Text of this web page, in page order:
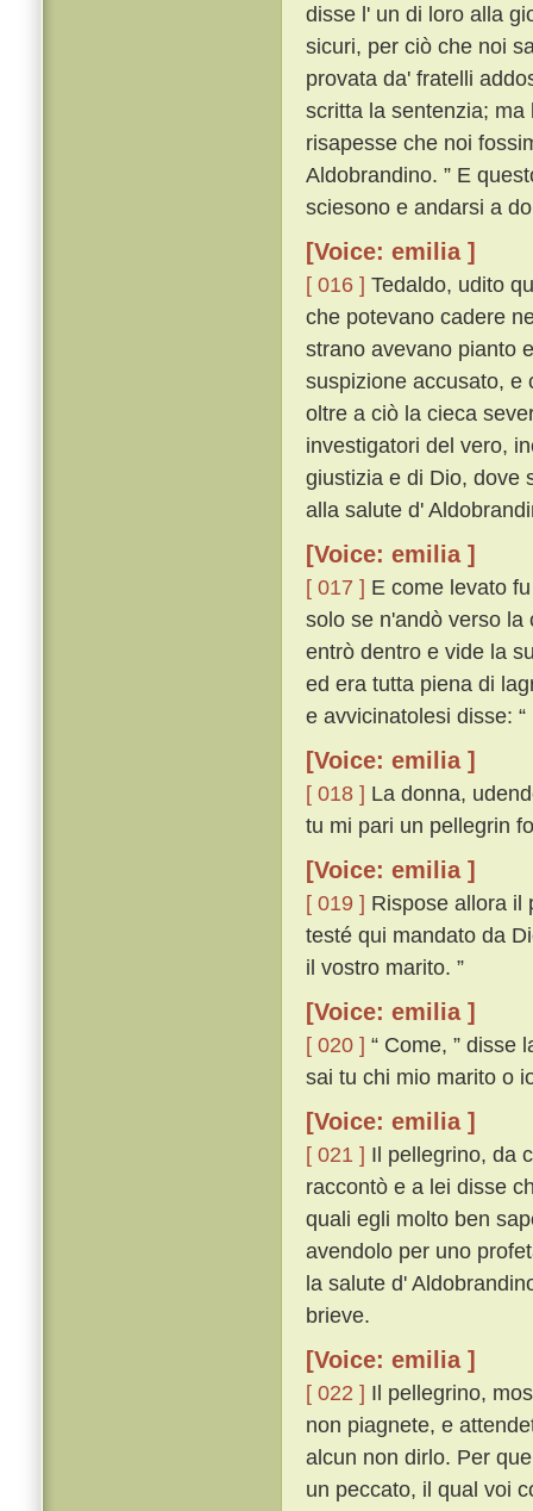
disse l' un di loro alla
sicuri, per ciò che noi
provata da' fratelli
scritta la sentenzia;
risapesse che noi
Aldobrandino. ” E
sciesono e andarsi a
[Voice: emilia ]
[ 016 ] Tedaldo, udito
che potevano cadere
strano avevano pianto
suspizione accusato, e
oltre a ciò la cieca
investigatori del vero,
giustizia e di Dio, dove
alla salute d'
[Voice: emilia ]
[ 017 ] E come levato
solo se n'andò verso
entrò dentro e vide la
ed era tutta piena di
e avvicinatolesi disse:
[Voice: emilia ]
[ 018 ] La donna,
tu mi pari un pellegrin
[Voice: emilia ]
[ 019 ] Rispose allora il
testé qui mandato da
il vostro marito. ”
[Voice: emilia ]
[ 020 ] “ Come, ” disse
sai tu chi mio marito o
[Voice: emilia ]
[ 021 ] Il pellegrino, da
raccontò e a lei disse
quali egli molto ben
avendolo per uno
la salute d'
brieve.
[Voice: emilia ]
[ 022 ] Il pellegrino,
non piagnete, e
alcun non dirlo. Per
un peccato, il qual voi